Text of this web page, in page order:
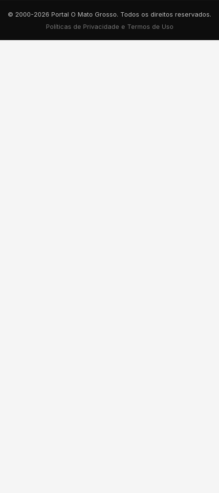
© 2000-2026 Portal O Mato Grosso. Todos os direitos reservados.
Políticas de Privacidade e Termos de Uso